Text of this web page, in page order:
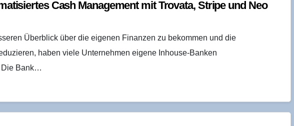
Cash Manage­ment mit Tro­vata, Stri­pe und Neo
Überblick über die eigenen Finanzen zu bekommen und die
haben viele Unternehmen eigene Inhouse-Banken
Die Bank…